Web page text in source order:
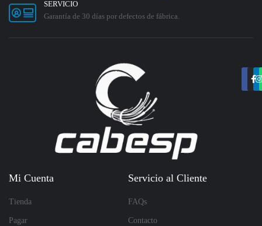
SERVICIO
Garantía de 30 días por defectos de fábrica.
Mi Cuenta
Tienda
Pagar
Servicio al Cliente
FAQs
Contacto